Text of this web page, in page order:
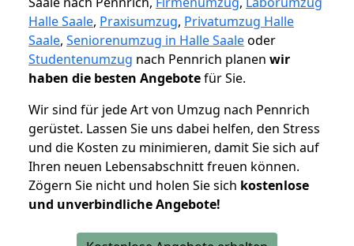
Halle Saale, Praxisumzug, Privatumzug Halle
Saale, Seniorenumzug in Halle Saaleoder
Studentenumzug nach Pennrich planen wir
haben die besten Angebotefür Sie.
Wir sind für jede Art von Umzug nach Pennrich
gerüstet. Lassen Sie uns dabei helfen, den Stress
und die Kosten zu minimieren, damit Sie sich auf
Ihren neuen Lebensabschnitt freuen können.
Zögern Sie nicht und holen Sie sich kostenlose
und unverbindliche Angebote!